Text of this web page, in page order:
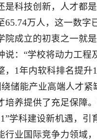
是科技创新，人才都
65.74万人，这一数字
院成立的初衷之一就
说：“学校将动力工程
，1年内软科排名提
储能产业高端人才
培养提供了充足保障
学科建设新机遇，引
行业国际竞争力领域